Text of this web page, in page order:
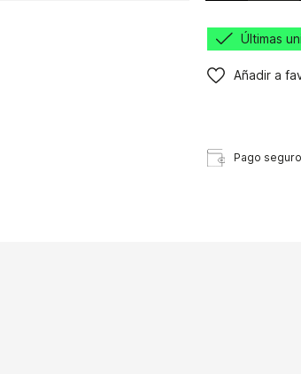
Últimas
Añadir a
Pago seguro